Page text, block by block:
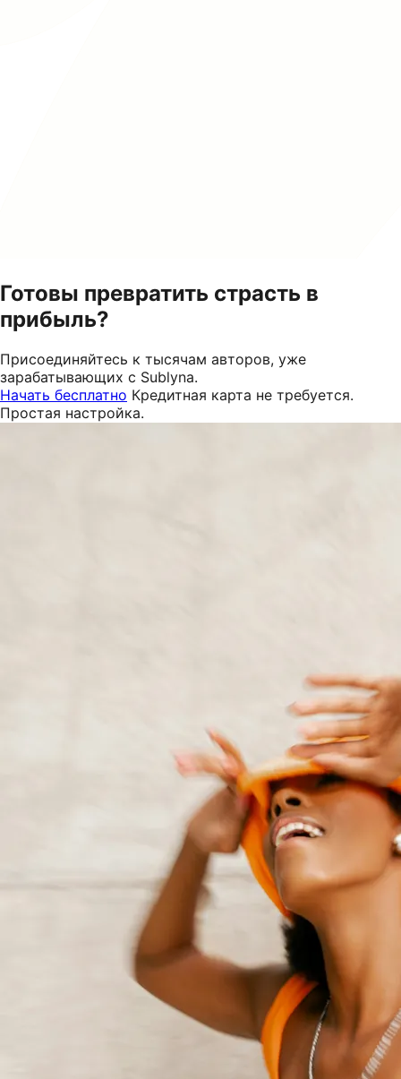
Готовы превратить страсть в
прибыль?
Присоединяйтесь к тысячам авторов, уже
зарабатывающих с Sublyna.
Начать бесплатно Кредитная карта не требуется.
Простая настройка.